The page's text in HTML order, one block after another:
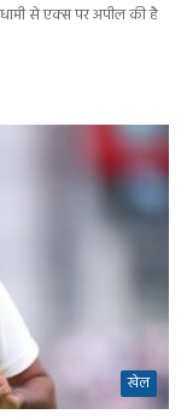
से एक्स पर अपील की है
खेल